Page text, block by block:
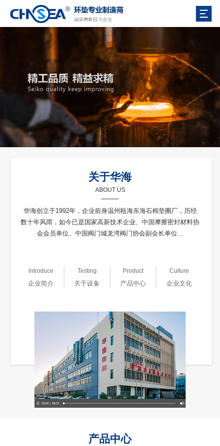
关于华海
ABOUT US
华海创立于1992年，企业前身温州瓯海东海石棉垫圈厂，历经
数十年风雨，如今已是国家高新技术企业、中国摩擦密封材料协
会会员单位、中国阀门城龙湾阀门协会副会长单位...
Introduce
企业简介
Testing
关于设备
Product
产品中心
Culture
企业文化
产品中心